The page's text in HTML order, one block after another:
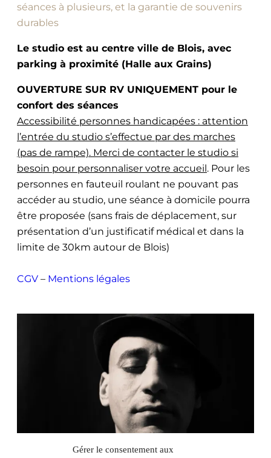
Gérer le consentement aux
séances à plusieurs, et la garantie de souvenirs
durables
Le studio est au centre ville de Blois, avec
parking à proximité (Halle aux Grains)
OUVERTURE SUR RV UNIQUEMENT pour le
confort des séances
Accessibilité personnes handicapées : attention
l’entrée du studio s’effectue par des marches
(pas de rampe). Merci de contacter le studio si
besoin pour personnaliser votre accueil. Pour les
personnes en fauteuil roulant ne pouvant pas
accéder au studio, une séance à domicile pourra
être proposée (sans frais de déplacement, sur
présentation d’un justificatif médical et dans la
limite de 30km autour de Blois)
CGV – Mentions légales